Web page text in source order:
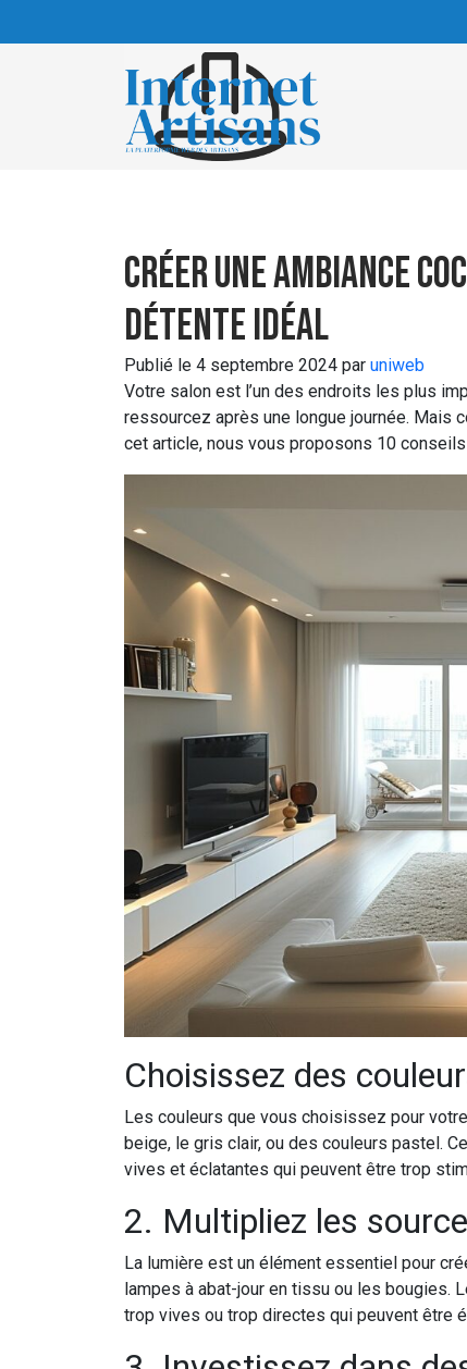
Créer une ambiance
détente idéal
Publié le 4 septembre 2024 par uniweb
Votre salon est l’un des endroits les plus
ressourcez après une longue journée. Mais
cet article, nous vous proposons 10
Choisissez des
Les couleurs que vous choisissez pour
beige, le gris clair, ou des couleurs pastel.
vives et éclatantes qui peuvent être trop
2. Multipliez les
La lumière est un élément essentiel pour
lampes à abat-jour en tissu ou les bougies.
trop vives ou trop directes qui peuvent être